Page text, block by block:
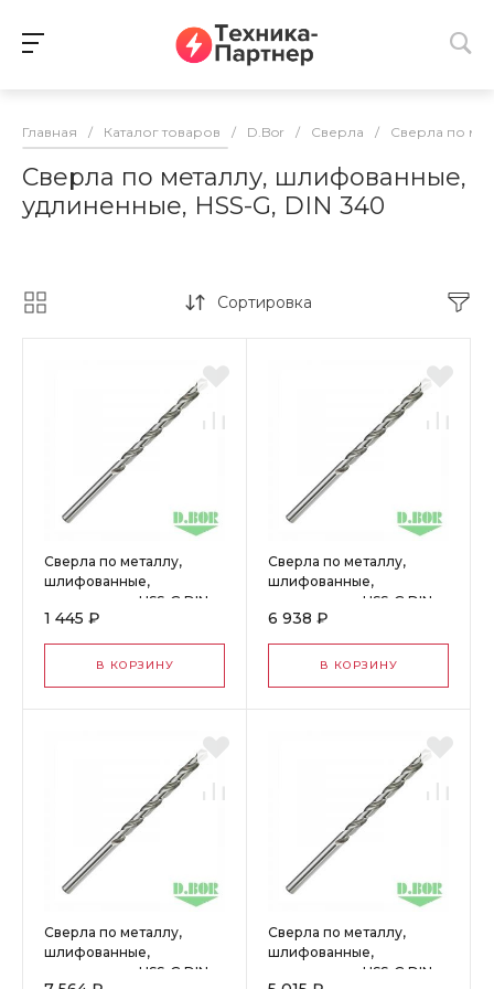
Главная / Каталог товаров / D.Bor / Сверла / Сверла по
Сверла по металлу, шлифованные,
удлиненные, HSS-G, DIN 340
Сортировка
Сверла по металлу,
шлифованные,
удлиненные, HSS-G DIN
340, 4,2*78/119 (10 шт.)
"D.BOR" W-005-4400420
1 445 ₽
В КОРЗИНУ
Сверла по металлу,
шлифованные,
удлиненные, HSS-G DIN
340, 9,5*115/175 (10 шт.)
"D.BOR" W-005-440095
6 938 ₽
В КОРЗИНУ
Сверла по металлу,
шлифованные,
удлиненные, HSS-G DIN
Сверла по металлу,
шлифованные,
удлиненные, HSS-G DIN